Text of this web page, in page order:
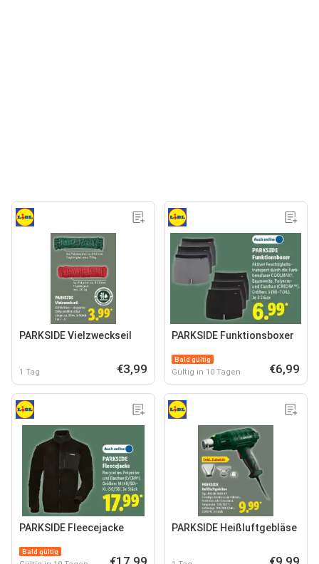
PARKSIDE Vielzweckseil
1 Tag €3,99
PARKSIDE Funktionsboxer
Bald gültig
Gültig in 10 Tagen €6,99
PARKSIDE Fleecejacke
Bald gültig
€17,99
PARKSIDE Heißluftgebläse
€9,99